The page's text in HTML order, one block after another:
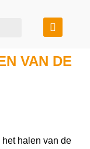
VAN DE
halen van de